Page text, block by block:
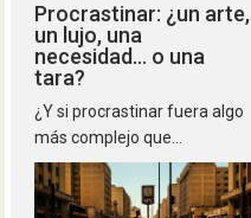
Procrastinar: ¿un arte,
un lujo, una
necesidad… o una
tara?
¿Y si procrastinar fuera algo
más complejo que...